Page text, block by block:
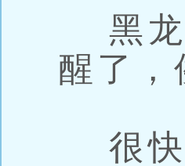
黑龙
醒了，
很快